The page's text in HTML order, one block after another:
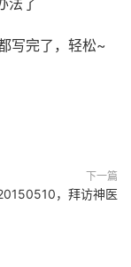
法了
写完了，轻松~
下一篇
，拜访神医